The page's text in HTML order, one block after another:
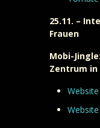
25.11. –
Frauen
Mobi-
Zentrum in